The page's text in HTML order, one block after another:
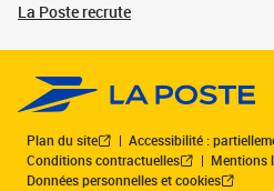
La Poste recrute
Plan du site
Accessibilité :
Conditions contractuelles
Mentions
Données personnelles et cookies